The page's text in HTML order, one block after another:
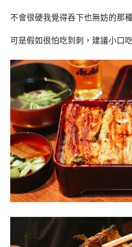
不會很硬我覺得吞下也無妨的那種
可是假如很怕吃到刺，建議小口